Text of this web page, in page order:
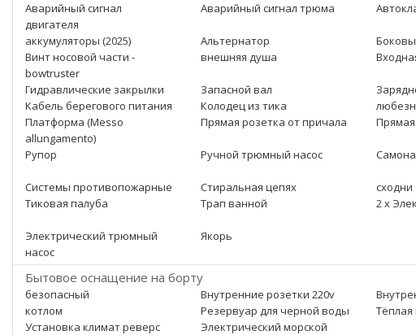
Аварийный сигнал
двигателя
Аварийный сигнал трюма
аккумуляторы (2025)
Альтернатор
Винт носовой части -
bowtruster
внешняя душа
Гидравлические закрылки Запасной вал
Кабель берегового питания
Колодец из тика
Платформа (Messo
allungamento)
Прямая розетка от причала
Рупор Ручной трюмный насос
Системы противопожарные
Стиральная цепях сходни
Тиковая палуба
Трап ванной 2 x
Электрический трюмный
насос
Якорь
Бытовое оснащение на борту
безопасный Внутренние розетки 220v
котлом
Резервуар для черной воды Тёплая
Установка климат реверс
Электрический морской